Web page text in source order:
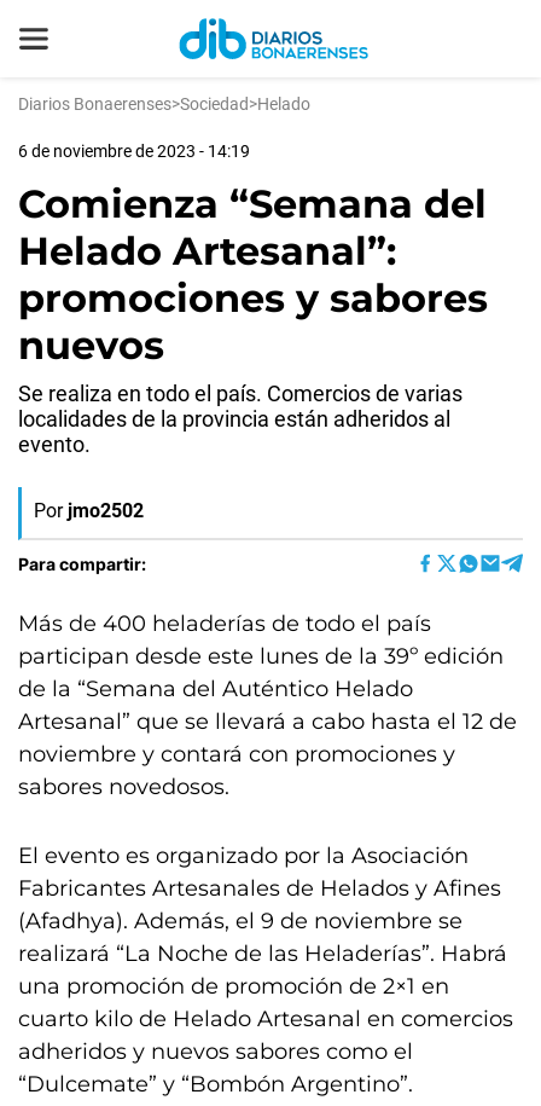
Diarios Bonaerenses>Sociedad>Helado
6 de noviembre de 2023 - 14:19
Comienza “Semana del
Helado Artesanal”:
promociones y sabores
nuevos
Se realiza en todo el país. Comercios de varias
localidades de la provincia están adheridos al
evento.
Por jmo2502
Para compartir:
Más de 400 heladerías de todo el país
participan desde este lunes de la 39º edición
de la “Semana del Auténtico Helado
Artesanal” que se llevará a cabo hasta el 12 de
noviembre y contará con promociones y
sabores novedosos.
El evento es organizado por la Asociación
Fabricantes Artesanales de Helados y Afines
(Afadhya). Además, el 9 de noviembre se
realizará “La Noche de las Heladerías”. Habrá
una promoción de promoción de 2×1 en
cuarto kilo de Helado Artesanal en comercios
adheridos y nuevos sabores como el
“Dulcemate” y “Bombón Argentino”.